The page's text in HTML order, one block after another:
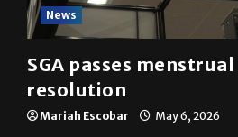
News
SGA passes
resolution
Mariah Escobar May 6, 2026